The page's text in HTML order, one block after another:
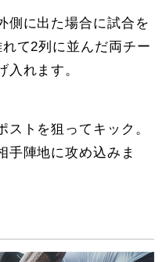
側に出た場合に試合を
て2列に並んだ両チー
入れます。
ストを狙ってキック。
手陣地に攻め込みま